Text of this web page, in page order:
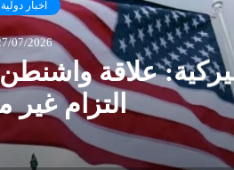
اخبار دولية
07/2026
علاقة
التزام